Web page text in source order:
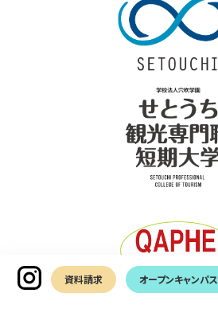
資料請求 オープンキャンパス